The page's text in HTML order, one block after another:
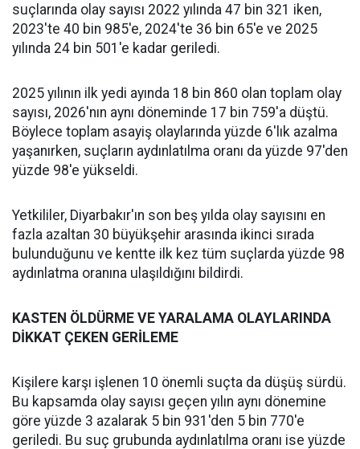
suçlarında olay sayısı 2022 yılında 47 bin 321 iken,
2023'te 40 bin 985'e, 2024'te 36 bin 65'e ve 2025
yılında 24 bin 501'e kadar geriledi.
2025 yılının ilk yedi ayında 18 bin 860 olan toplam olay
sayısı, 2026'nın aynı döneminde 17 bin 759'a düştü.
Böylece toplam asayiş olaylarında yüzde 6'lık azalma
yaşanırken, suçların aydınlatılma oranı da yüzde 97'den
yüzde 98'e yükseldi.
Yetkililer, Diyarbakır'ın son beş yılda olay sayısını en
fazla azaltan 30 büyükşehir arasında ikinci sırada
bulunduğunu ve kentte ilk kez tüm suçlarda yüzde 98
aydınlatma oranına ulaşıldığını bildirdi.
‎KASTEN ÖLDÜRME VE YARALAMA OLAYLARINDA
DİKKAT ÇEKEN GERİLEME
‎Kişilere karşı işlenen 10 önemli suçta da düşüş sürdü.
Bu kapsamda olay sayısı geçen yılın aynı dönemine
göre yüzde 3 azalarak 5 bin 931'den 5 bin 770'e
geriledi. Bu suç grubunda aydınlatılma oranı ise yüzde